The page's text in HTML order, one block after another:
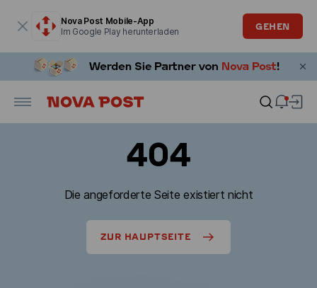
Nova Post Mobile-App
Im Google Play herunterladen
GEHEN
404
Die angeforderte Seite existiert nicht
ZUR HAUPTSEITE